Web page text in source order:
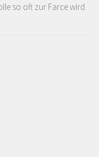
so oft zur Farce wird